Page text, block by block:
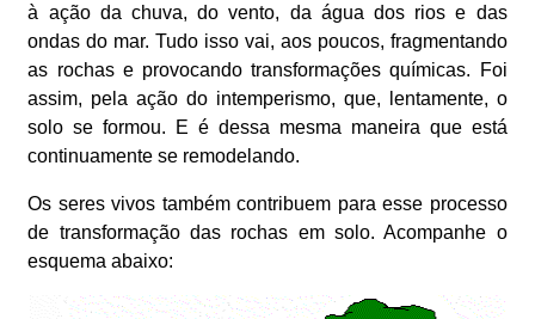
à ação da chuva, do vento, da água dos rios e das
ondas do mar. Tudo isso vai, aos poucos, fragmentando
as rochas e provocando transformações químicas. Foi
assim, pela ação do intemperismo, que, lentamente, o
solo se formou. E é dessa mesma maneira que está
continuamente se remodelando.
Os seres vivos também contribuem para esse processo
de transformação das rochas em solo. Acompanhe o
esquema abaixo: